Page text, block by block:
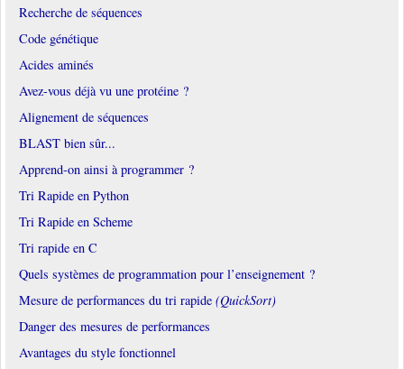
Recherche de séquences
Code génétique
Acides aminés
Avez-vous déjà vu une protéine ?
Alignement de séquences
BLAST bien sûr...
Apprend-on ainsi à programmer ?
Tri Rapide en Python
Tri Rapide en Scheme
Tri rapide en C
Quels systèmes de programmation pour l’enseignement ?
Mesure de performances du tri rapide (QuickSort)
Danger des mesures de performances
Avantages du style fonctionnel